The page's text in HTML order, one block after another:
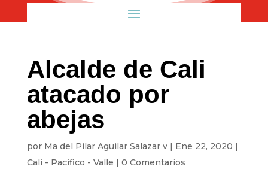
Alcalde de Cali
atacado por
abejas
por Ma del Pilar Aguilar Salazar v| Ene 22, 2020 |
Cali - Pacifico - Valle | 0 Comentarios